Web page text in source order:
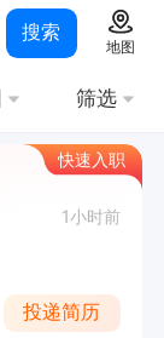
搜索
地图
筛选
快速入职
1小时前
投递简历